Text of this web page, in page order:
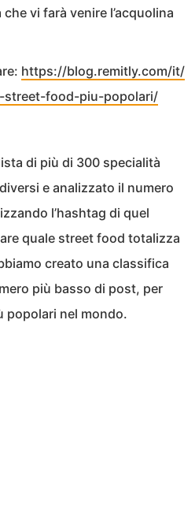
vi farà venire l’acquolina
https://blog.remitly.com/it/
street-food-piu-popolari/
di più di 300 specialità
e analizzato il numero
l’hashtag di quel
quale street food totalizza
creato una classifica
più basso di post, per
popolari nel mondo.